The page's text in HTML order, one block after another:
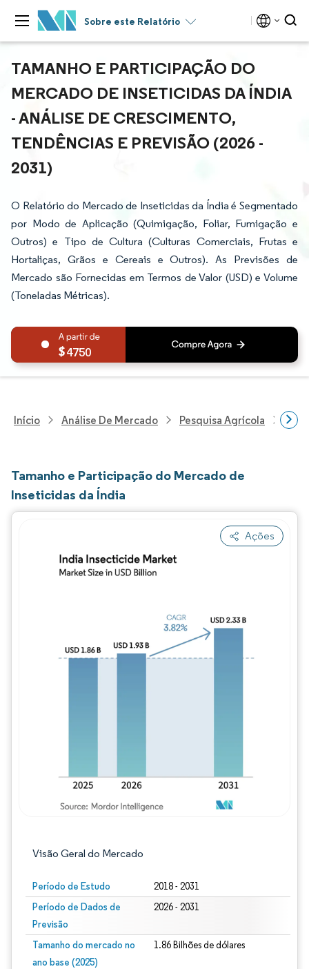
Sobre este Relatório
TAMANHO E PARTICIPAÇÃO DO
MERCADO DE INSETICIDAS DA ÍNDIA
- ANÁLISE DE CRESCIMENTO,
TENDÊNCIAS E PREVISÃO (2026 -
2031)
O Relatório do Mercado de Inseticidas da Índia é Segmentado
por Modo de Aplicação (Quimigação, Foliar, Fumigação e
Outros) e Tipo de Cultura (Culturas Comerciais, Frutas e
Hortaliças, Grãos e Cereais e Outros). As Previsões de
Mercado são Fornecidas em Termos de Valor (USD) e Volume
(Toneladas Métricas).
4750
Início Análise De Mercado Pesquisa Agrícola
Tamanho e Participação do Mercado de
Inseticidas da Índia
Ações
Visão Geral do Mercado
Período de Estudo 2018 - 2031
Período de Dados de
Previsão
2026 - 2031
Tamanho do mercado no
ano base (2025)
1.86 Bilhões de dólares